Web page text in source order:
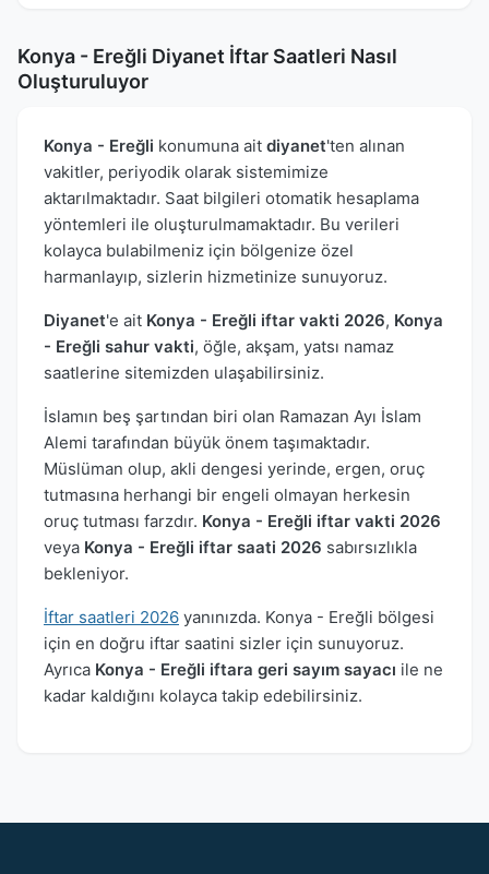
Konya - Ereğli Diyanet İftar Saatleri Nasıl
Oluşturuluyor
Konya - Ereğli konumuna ait diyanet'ten alınan
vakitler, periyodik olarak sistemimize
aktarılmaktadır. Saat bilgileri otomatik hesaplama
yöntemleri ile oluşturulmamaktadır. Bu verileri
kolayca bulabilmeniz için bölgenize özel
harmanlayıp, sizlerin hizmetinize sunuyoruz.
Diyanet'e ait Konya - Ereğli iftar vakti 2026, Konya
- Ereğli sahur vakti, öğle, akşam, yatsı namaz
saatlerine sitemizden ulaşabilirsiniz.
İslamın beş şartından biri olan Ramazan Ayı İslam
Alemi tarafından büyük önem taşımaktadır.
Müslüman olup, akli dengesi yerinde, ergen, oruç
tutmasına herhangi bir engeli olmayan herkesin
oruç tutması farzdır. Konya - Ereğli iftar vakti 2026
veya Konya - Ereğli iftar saati 2026 sabırsızlıkla
bekleniyor.
İftar saatleri 2026 yanınızda. Konya - Ereğli bölgesi
için en doğru iftar saatini sizler için sunuyoruz.
Ayrıca Konya - Ereğli iftara geri sayım sayacı ile ne
kadar kaldığını kolayca takip edebilirsiniz.